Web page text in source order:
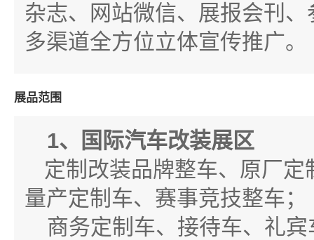
杂志、网站微信、展报会刊
多渠道全方位立体宣传推广。
展品范围
1、国际汽车改装展区
定制改装品牌整车、原厂
量产定制车、赛事竞技整车；
商务定制车、接待车、礼